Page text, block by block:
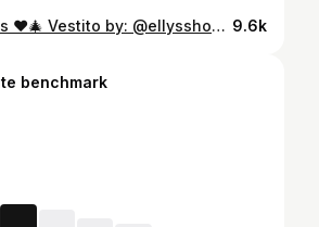
Marry Christmas ♥️🎄 Vestito by: @ellysshoponline • • • #fyp #trending #natale2025 #couplegoals #familytime❤️ 9.6k
benchmark